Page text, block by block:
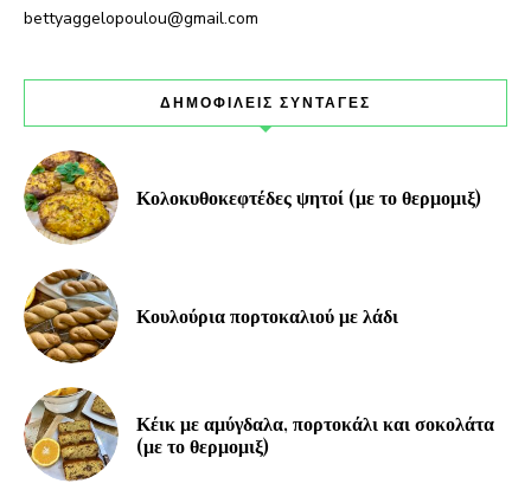
bettyaggelopoulou@gmail.com
ΔΗΜΟΦΙΛΕΙΣ ΣΥΝΤΑΓΕΣ
Κολοκυθοκεφτέδες ψητοί (με το θερμομιξ)
Κουλούρια πορτοκαλιού με λάδι
Κέικ με αμύγδαλα, πορτοκάλι και σοκολάτα
(με το θερμομιξ)